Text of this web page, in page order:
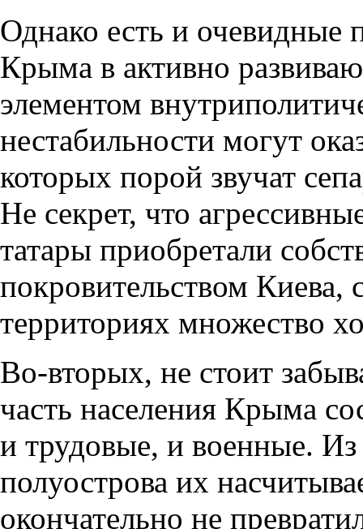
Однако есть и очевидные
Крыма в активно
элементом
нестабильности могут
которых порой звучат
Не секрет, что
татары приобретали
покровительством Киева,
территориях множество
Во-вторых, не стоит
часть населения Крыма
и трудовые, и военные.
полуострова их
окончательно не